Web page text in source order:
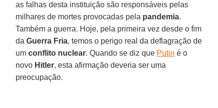
as falhas desta instituição são responsáveis pelas
milhares de mortes provocadas pela pandemia.
Também a guerra. Hoje, pela primeira vez desde o fim
daGuerra Fria, temos o perigo real da deflagração de
umconflito nuclear. Quando se diz que Putin é o
novo Hitler, esta afirmação deveria ser uma
preocupação.